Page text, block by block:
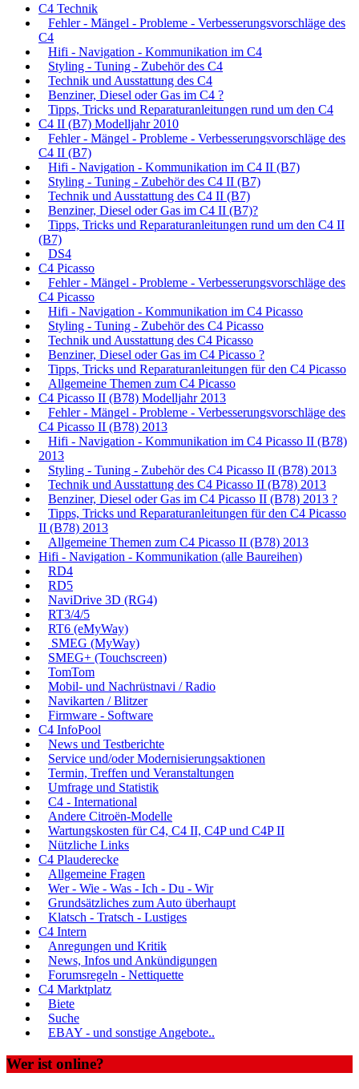
C4 Technik
Fehler - Mängel - Probleme - Verbesserungsvorschläge des
C4
Hifi - Navigation - Kommunikation im C4
Styling - Tuning - Zubehör des C4
Technik und Ausstattung des C4
Benziner, Diesel oder Gas im C4 ?
Tipps, Tricks und Reparaturanleitungen rund um den C4
C4 II (B7) Modelljahr 2010
Fehler - Mängel - Probleme - Verbesserungsvorschläge des
C4 II (B7)
Hifi - Navigation - Kommunikation im C4 II (B7)
Styling - Tuning - Zubehör des C4 II (B7)
Technik und Ausstattung des C4 II (B7)
Benziner, Diesel oder Gas im C4 II (B7)?
Tipps, Tricks und Reparaturanleitungen rund um den C4 II
(B7)
DS4
C4 Picasso
Fehler - Mängel - Probleme - Verbesserungsvorschläge des
C4 Picasso
Hifi - Navigation - Kommunikation im C4 Picasso
Styling - Tuning - Zubehör des C4 Picasso
Technik und Ausstattung des C4 Picasso
Benziner, Diesel oder Gas im C4 Picasso ?
Tipps, Tricks und Reparaturanleitungen für den C4 Picasso
Allgemeine Themen zum C4 Picasso
C4 Picasso II (B78) Modelljahr 2013
Fehler - Mängel - Probleme - Verbesserungsvorschläge des
C4 Picasso II (B78) 2013
Hifi - Navigation - Kommunikation im C4 Picasso II (B78)
2013
Styling - Tuning - Zubehör des C4 Picasso II (B78) 2013
Technik und Ausstattung des C4 Picasso II (B78) 2013
Benziner, Diesel oder Gas im C4 Picasso II (B78) 2013 ?
Tipps, Tricks und Reparaturanleitungen für den C4 Picasso
II (B78) 2013
Allgemeine Themen zum C4 Picasso II (B78) 2013
Hifi - Navigation - Kommunikation (alle Baureihen)
RD4
RD5
NaviDrive 3D (RG4)
RT3/4/5
RT6 (eMyWay)
SMEG (MyWay)
SMEG+ (Touchscreen)
TomTom
Mobil- und Nachrüstnavi / Radio
Navikarten / Blitzer
Firmware - Software
C4 InfoPool
News und Testberichte
Service und/oder Modernisierungsaktionen
Termin, Treffen und Veranstaltungen
Umfrage und Statistik
C4 - International
Andere Citroën-Modelle
Wartungskosten für C4, C4 II, C4P und C4P II
Nützliche Links
C4 Plauderecke
Allgemeine Fragen
Wer - Wie - Was - Ich - Du - Wir
Grundsätzliches zum Auto überhaupt
Klatsch - Tratsch - Lustiges
C4 Intern
Anregungen und Kritik
News, Infos und Ankündigungen
Forumsregeln - Nettiquette
C4 Marktplatz
Biete
Suche
EBAY - und sonstige Angebote..
Wer ist online?